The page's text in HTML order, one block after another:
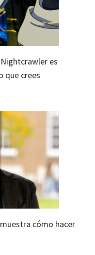
es
que crees
cómo hacer